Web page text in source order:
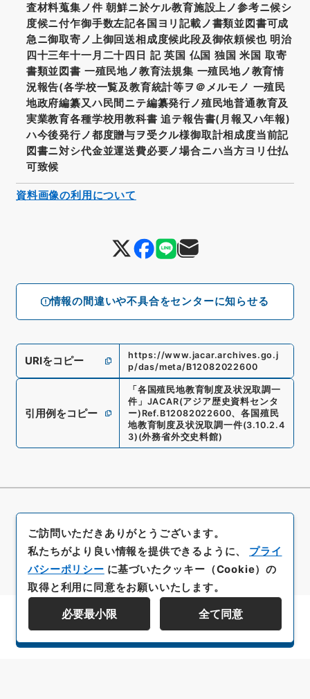
情報の間違いや不具合をセンターに知らせる
査材料蒐集ノ件 朝鮮ニ於ケル教育施設上ノ参考ニ候シ
度候ニ付乍御手数左記各国ヨリ記載ノ書類並図書可成
急ニ御取寄ノ上御回送相成度候此段及御依頼候也 明治
四十三年十一月二十四日 記 英国 仏国 独国 米国 取寄
書類並図書 一殖民地ノ教育法規集 一殖民地ノ教育情
況報告(各学校一覧及教育統計等ヲ＠メルモノ 一殖民
地政府編纂又ハ民間ニテ編纂発行ノ殖民地普通教育及
実業教育各種学校用教科書 追テ報告書(月報又ハ年報)
ハ今後発行ノ都度贈与ヲ受クル様御取計相成度当前記
図書ニ対シ代金並運送費必要ノ場合ニハ当方ヨリ仕払
可致候
URIをコピー
https://www.jacar.archives.go.j
p/das/meta/B12082022600
引用例をコピー
「 各国殖民地教育制度及状況取調一
件 」 JACAR(アジア歴史資料センタ
ー) Ref. B12082022600、各国殖民
地教育制度及状況取調一件(3.10.2.4
3) (外務省外交史料館)
資料画像の利用について
資料群階層を表示する
ご訪問いただきありがとうございます。
私たちがより良い情報を提供できるように、 プライ
バシーポリシー に基づいたクッキー（Cookie）の
取得と利用に同意をお願いいたします。
必要最小限 全て同意